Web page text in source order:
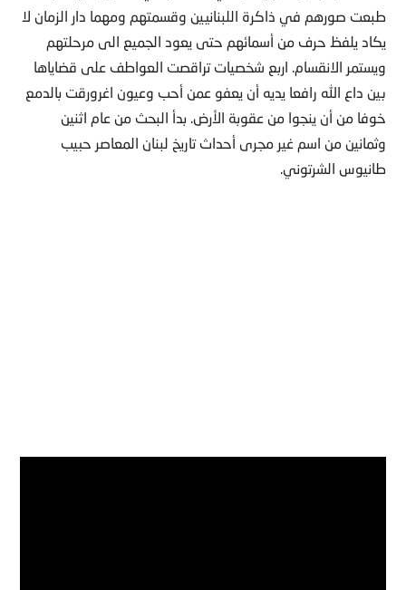
طبعت صورهم في ذاكرة اللبنانيين وقسمتهم ومهما دار الزمان لا
يكاد يلفظ حرف من أسمائهم حتى يعود الجميع الى مرحلتهم
ويستمر الانقسام. اربع شخصيات تراقصت العواطف على قضاياها
بين داع الله رافعا يديه أن يعفو عمن أحب وعيون اغرورقت بالدمع
خوفا من أن ينجوا من عقوبة الأرض. بدأ البحث من عام اثنين
وثمانين من اسم غير مجرى أحداث تاريخ لبنان المعاصر حبيب
طانيوس الشرتوني.